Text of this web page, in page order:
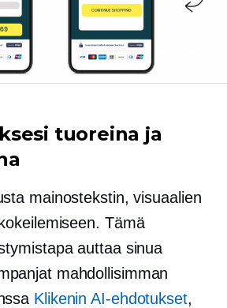
tuoreina ja
mainostekstin, visuaalien
Tämä
auttaa sinua
mahdollisimman
Klikenin AI-ehdotukset,